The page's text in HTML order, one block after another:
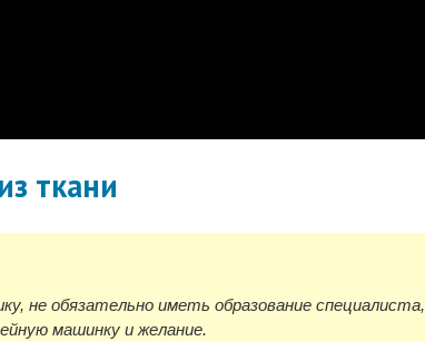
ткани
не обязательно иметь образование специалиста,
машинку и желание.